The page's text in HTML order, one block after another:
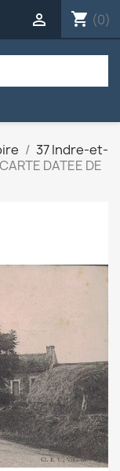
shopping_cart (0)

37 Indre-et-
DATEE DE